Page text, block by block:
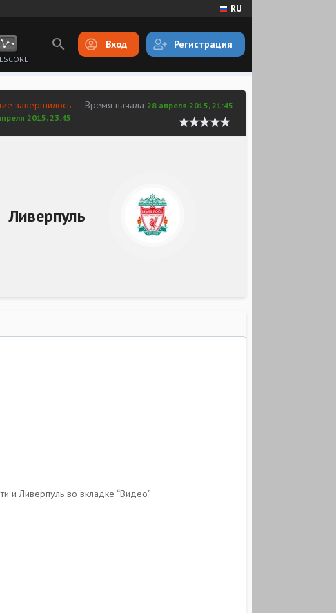
RU
Вход Регистрация
Время начала 28 апреля 2015, 21:45
завершилось
2015, 23:45
Ливерпуль
и Ливерпуль во вкладке “Видео”